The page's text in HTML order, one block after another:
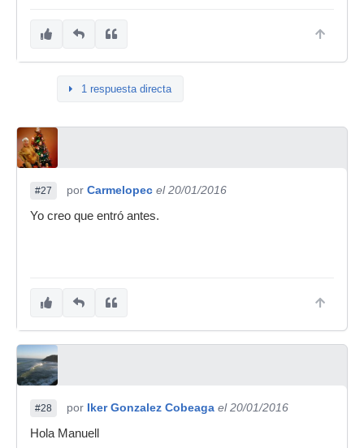
1 respuesta directa
#27 por Carmelopec el 20/01/2016
Yo creo que entró antes.
#28 por Iker Gonzalez Cobeaga el 20/01/2016
Hola Manuell